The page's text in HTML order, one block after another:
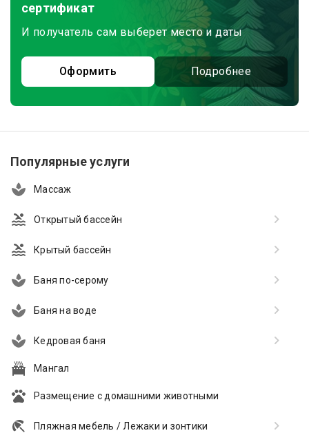
сертификат
И получатель сам выберет место и даты
Оформить Подробнее
Популярные услуги
Массаж
Открытый бассейн
Крытый бассейн
Баня по-серому
Баня на воде
Кедровая баня
Мангал
Размещение с домашними животными
Пляжная мебель / Лежаки и зонтики